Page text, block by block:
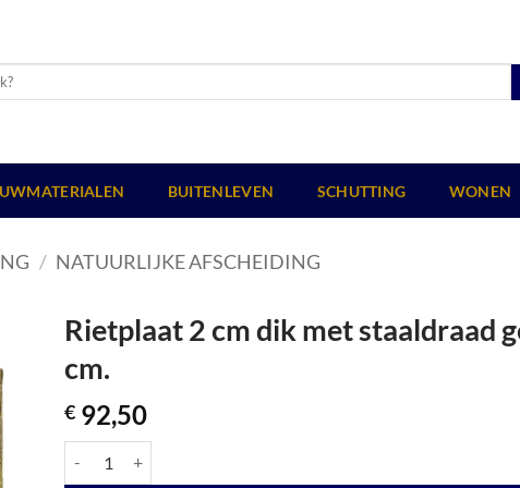
BUITENLEVEN SCHUTTING WONEN
/ NATUURLIJKE AFSCHEIDING
Rietplaat 2 cm dik met staaldraad
cm.
€ 92,50